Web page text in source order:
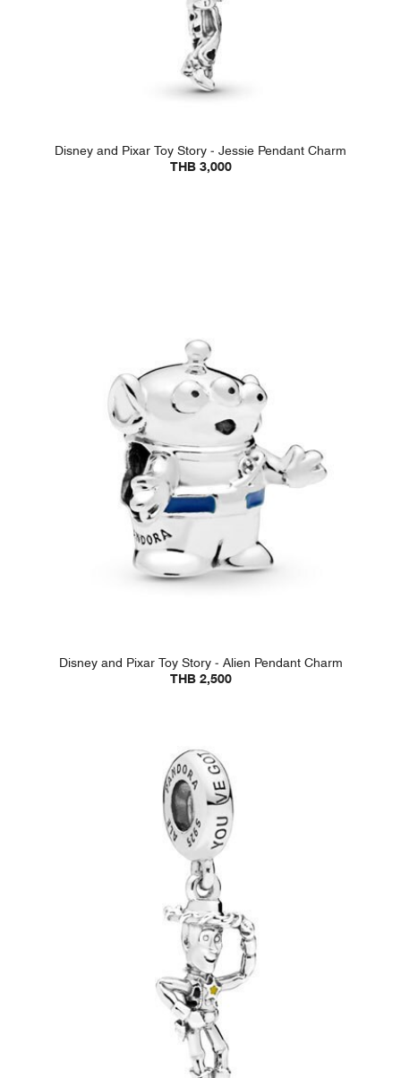
Disney and Pixar Toy Story - Jessie Pendant Charm
THB 3,000
Disney and Pixar Toy Story - Alien Pendant Charm
THB 2,500